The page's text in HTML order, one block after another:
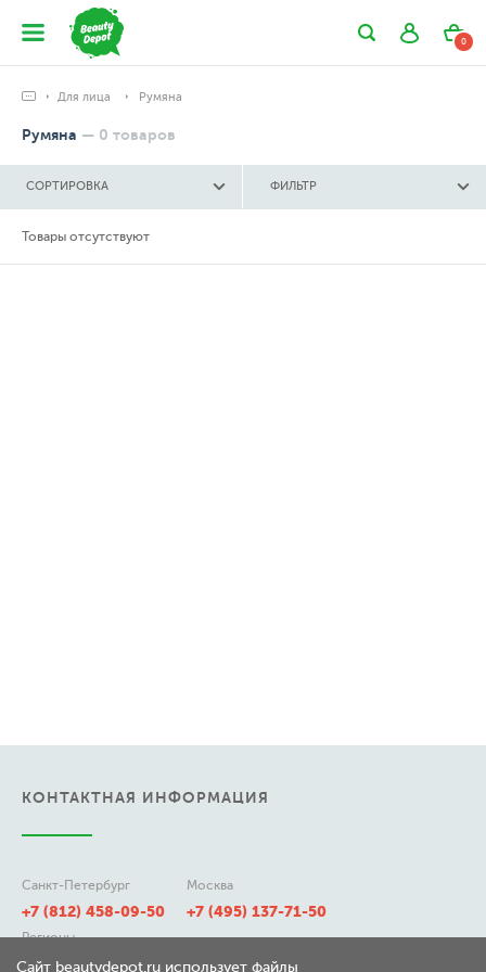
0
Для лица Румяна
Румяна — 0 товаров
СОРТИРОВКА ФИЛЬТР
Товары отсутствуют
КОНТАКТНАЯ ИНФОРМАЦИЯ
Санкт-Петербург
+7 (812) 458-09-50
Москва
+7 (495) 137-71-50
Регионы
8 (800) 511-21-50
Сайт beautydepot.ru использует файлы